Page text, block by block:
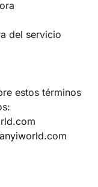
del servicio
estos términos